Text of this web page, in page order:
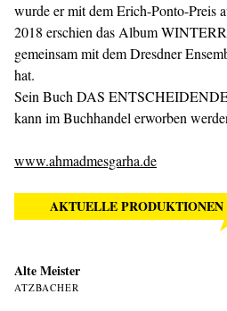
wurde er mit dem Erich-Ponto-Preis
2018 erschien das Album
gemeinsam mit dem Dresdner
hat.
Sein Buch DAS
kann im Buchhandel erworben
www.ahmadmesgarha.de
AKTUELLE PRODUKTIONEN
Alte Meister
ATZBACHER